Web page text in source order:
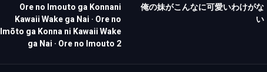
俺の妹がこんなに可愛いわけがな
い
Ore no Imouto ga Konnani
Kawaii Wake ga Nai · Ore no
Imōto ga Konna ni Kawaii Wake
ga Nai · Ore no Imouto 2